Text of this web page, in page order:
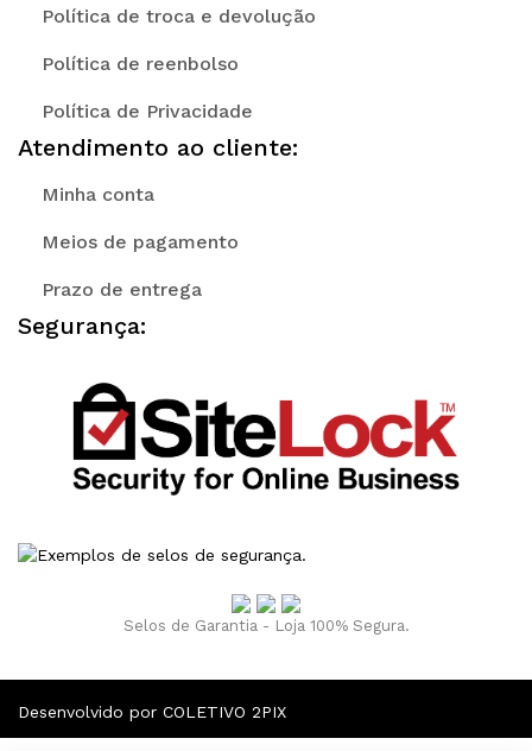
Política de troca e devolução
Política de reenbolso
Política de Privacidade
Atendimento ao cliente:
Minha conta
Meios de pagamento
Prazo de entrega
Segurança:
Selos de Garantia - Loja 100% Segura.
Desenvolvido por COLETIVO 2PIX